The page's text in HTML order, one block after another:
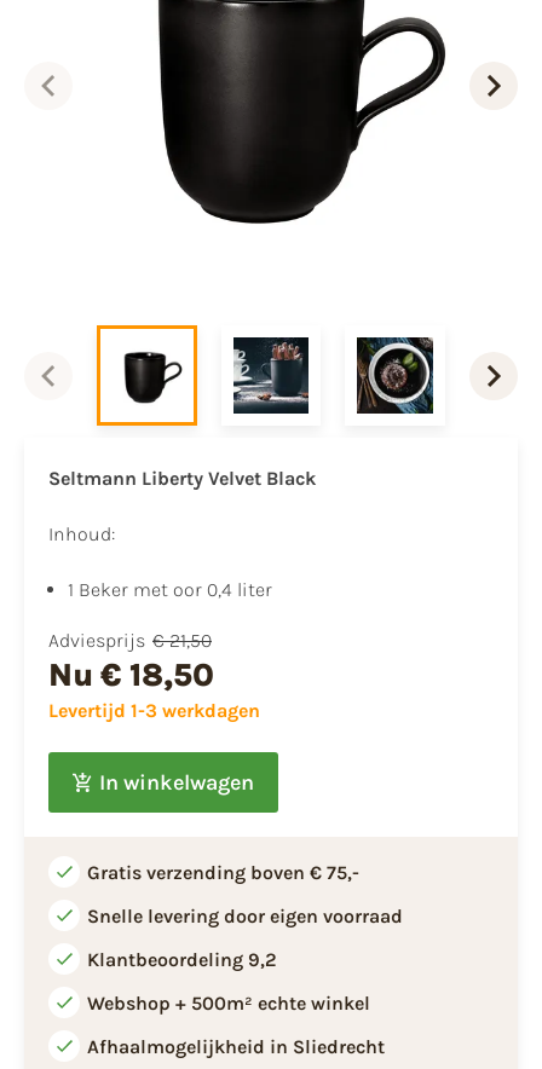
Seltmann Liberty Velvet Black
Inhoud:
1 Beker met oor 0,4 liter
Adviesprijs € 21,50
Nu € 18,50
Levertijd 1-3 werkdagen
In winkelwagen
Gratis verzending boven € 75,-
Snelle levering door eigen voorraad
Klantbeoordeling 9,2
Webshop + 500m² echte winkel
Afhaalmogelijkheid in Sliedrecht